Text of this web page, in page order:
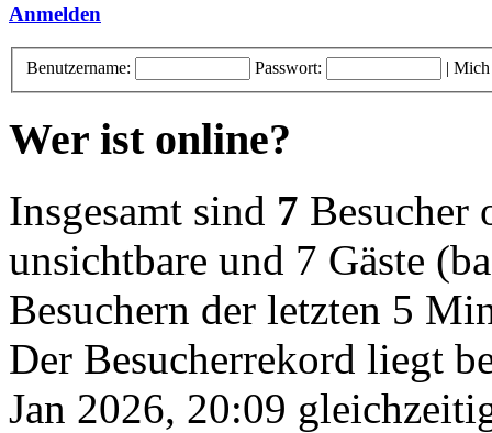
Anmelden
Benutzername: Passwort: | Mich
Wer ist online?
Insgesamt sind 7 Besucher
unsichtbare und 7 Gäste
Besuchern der letzten 5
Der Besucherrekord liegt
Jan 2026, 20:09